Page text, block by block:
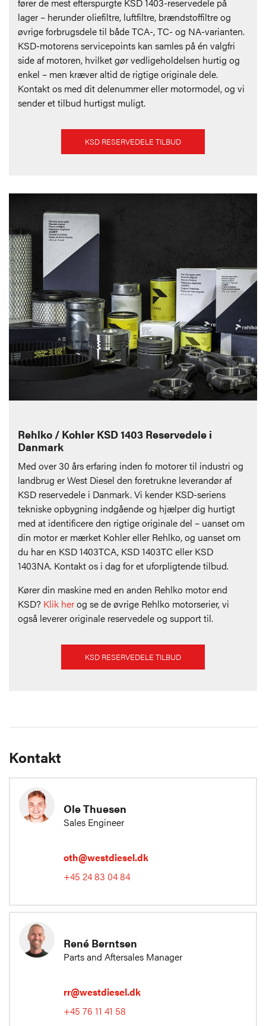
lager – herunder oliefiltre, luftfiltre, brændstoffiltre og
øvrige forbrugsdele til både TCA-, TC- og NA-varianten.
KSD-motorens servicepoints kan samles på én valgfri
side af motoren, hvilket gør vedligeholdelsen hurtig og
enkel – men kræver altid de rigtige originale dele.
Kontakt os med dit delenummer eller motormodel, og vi
sender et tilbud hurtigst muligt.
KSD RESERVEDELE TILBUD
Rehlko / Kohler KSD 1403 Reservedele i
Danmark
Med over 30 års erfaring inden fo motorer til industri og
landbrug er West Diesel den foretrukne leverandør af
KSD reservedele i Danmark. Vi kender KSD-seriens
tekniske opbygning indgående og hjælper dig hurtigt
med at identificere den rigtige originale del – uanset om
din motor er mærket Kohler eller Rehlko, og uanset om
du har en KSD 1403TCA, KSD 1403TC eller KSD
1403NA. Kontakt os i dag for et uforpligtende tilbud.
Kører din maskine med en anden Rehlko motor end
KSD? Klik herog se de øvrige Rehlko motorserier, vi
også leverer originale reservedele og support til.
KSD RESERVEDELE TILBUD
Kontakt
Ole Thuesen
Sales Engineer
oth@westdiesel.dk
+45 24 83 04 84
René Berntsen
Parts and Aftersales Manager
rr@westdiesel.dk
+45 76 11 41 58